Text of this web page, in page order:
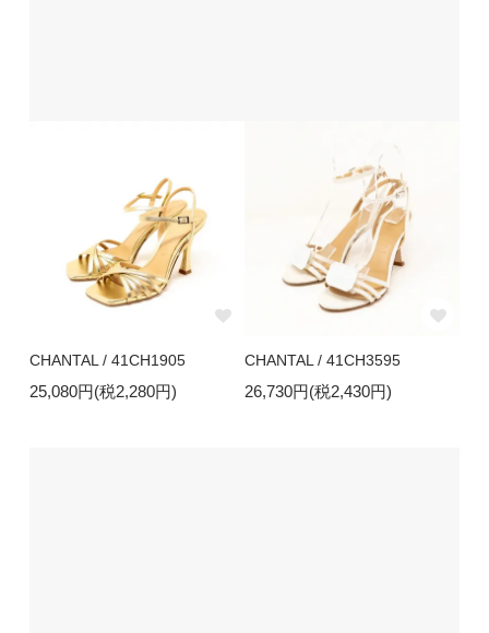
CHANTAL / 41CH1905
25,080円(税2,280円)
CHANTAL / 41CH3595
26,730円(税2,430円)